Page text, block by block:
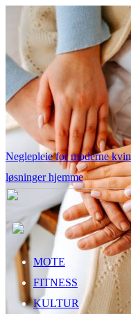
Neglepleie for moderne
løsninger hjemme
MOTE
FITNESS
KULTUR